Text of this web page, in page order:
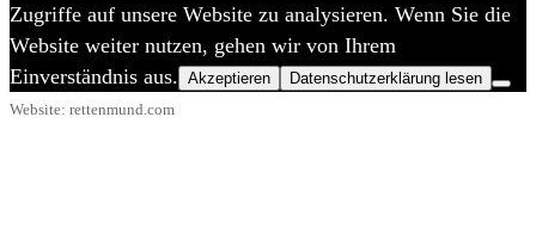
Website: rettenmund.com
Zugriffe auf unsere Website zu analysieren. Wenn Sie die
Website weiter nutzen, gehen wir von Ihrem
Einverständnis aus. Akzeptieren Datenschutzerklärung lesen